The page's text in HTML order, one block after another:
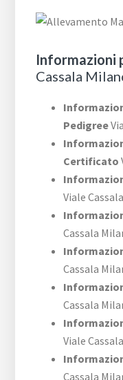
Informazioni
Cassala
Pedigree
Certificato
Viale
Cassala
Cassala
Cassala
Viale
Cassala